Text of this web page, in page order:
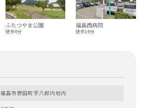
ふたつやま公園
徒歩4分
福島西病院
徒歩14分
福島市野田町字八郎内地内